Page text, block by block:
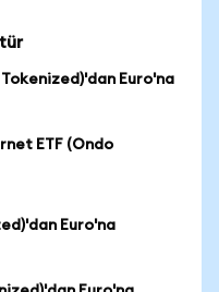
Euro'na
ETF (Ondo
Euro'na